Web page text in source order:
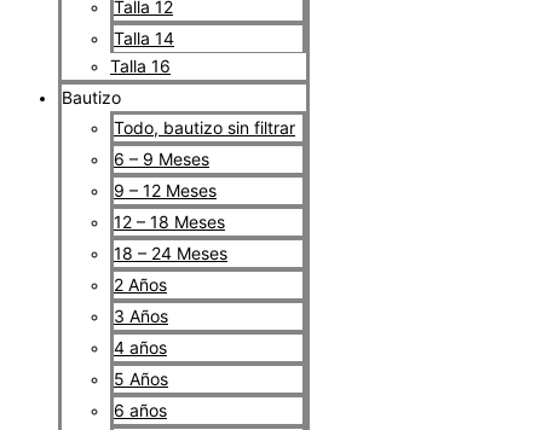
Talla 12
Talla 14
Talla 16
Bautizo
Todo, bautizo sin filtrar
6 – 9 Meses
9 – 12 Meses
12 – 18 Meses
18 – 24 Meses
2 Años
3 Años
4 años
5 Años
6 años